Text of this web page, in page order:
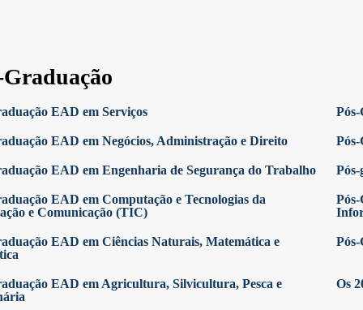
Graduação
EAD em Serviços
EAD em Negócios, Administração e Direito
EAD em Engenharia de Segurança do Trabalho
EAD em Computação e Tecnologias da
e Comunicação (TIC)
EAD em Ciências Naturais, Matemática e
EAD em Agricultura, Silvicultura, Pesca e
Os